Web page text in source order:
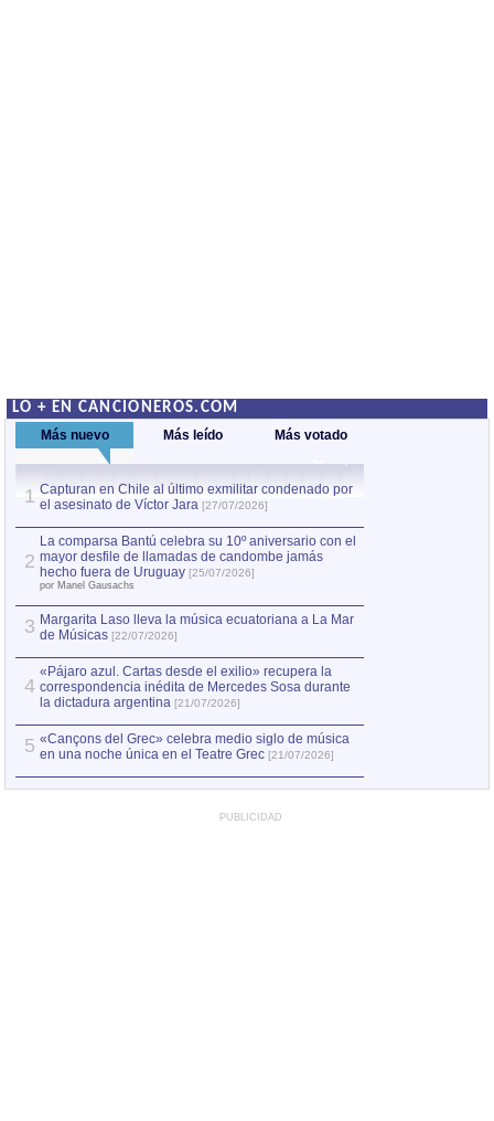
LO + EN CANCIONEROS.COM
Más nuevo Más leído Más votado
1 Capturan en Chile al último exmilitar condenado por
el asesinato de Víctor Jara [27/07/2026]
2
La comparsa Bantú celebra su 10º aniversario con el
mayor desfile de llamadas de candombe jamás
hecho fuera de Uruguay [25/07/2026]
por Manel Gausachs
3 Margarita Laso lleva la música ecuatoriana a La Mar
de Músicas [22/07/2026]
4
«Pájaro azul. Cartas desde el exilio» recupera la
correspondencia inédita de Mercedes Sosa durante
la dictadura argentina [21/07/2026]
5 «Cançons del Grec» celebra medio siglo de música
en una noche única en el Teatre Grec [21/07/2026]
PUBLICIDAD